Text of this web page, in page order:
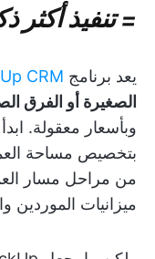
= تنفيذ أكثر
يعد برنامج CRM
الصغيرة أو الفرق
بتخصيص مساحة
من مراحل مسار
ميزانيات الموردين